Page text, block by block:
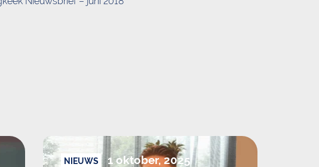
NIEUWS 1 oktober, 2025